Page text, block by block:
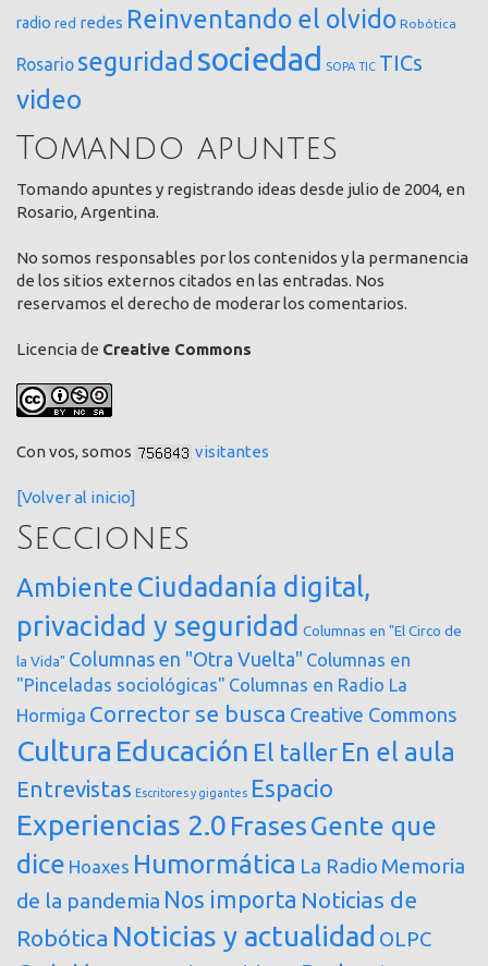
radio red redes Reinventando el olvido Robótica
Rosario seguridad sociedad SOPA TIC TICs
video
Tomando apuntes
Tomando apuntes y registrando ideas desde julio de 2004, en
Rosario, Argentina.
No somos responsables por los contenidos y la permanencia
de los sitios externos citados en las entradas. Nos
reservamos el derecho de moderar los comentarios.
Licencia de Creative Commons
Con vos, somos visitantes
[Volver al inicio]
Secciones
AmbienteCiudadanía digital,
privacidad y seguridad Columnas en "El Circo de
la Vida" Columnas en "Otra Vuelta" Columnas en
"Pinceladas sociológicas" Columnas en Radio La
Hormiga Corrector se busca Creative Commons
Cultura Educación El taller En el aula
Entrevistas Escritores y gigantes Espacio
Experiencias 2.0 FrasesGente que
dice Hoaxes Humormática La Radio Memoria
de la pandemia Nos importa Noticias de
Robótica Noticias y actualidad OLPC